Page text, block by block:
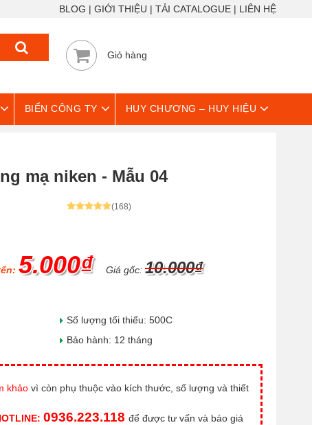
BLOG GIỚI THIỆU TẢI CATALOGUE LIÊN HỆ
Giỏ hàng
BIỂN CÔNG TY HUY CHƯƠNG – HUY HIỆU
mạ niken - Mẫu 04
(168)
5.000₫ Giá gốc: 10.000₫
Số lượng tối thiểu: 500C
Bảo hành: 12 tháng
khảo vì còn phụ thuộc vào kích thước, số lượng và thiết
0936.223.118 để được tư vấn và báo giá